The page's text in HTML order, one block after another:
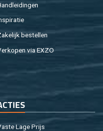
be­stel­len
via EXZO
Lage Prijs